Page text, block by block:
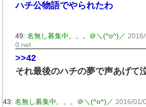
ハチ公物語でやられたわ
49: 名無し募集中。。。＠＼(^o^)／
0.net
>>42
それ最後のハチの夢で声あげて
43: 名無し募集中。。。＠＼(^o^)／ 2016/01/